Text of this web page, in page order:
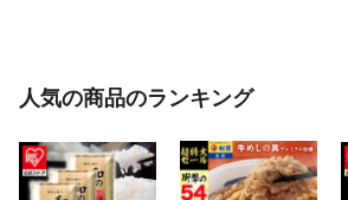
人気の商品のランキング